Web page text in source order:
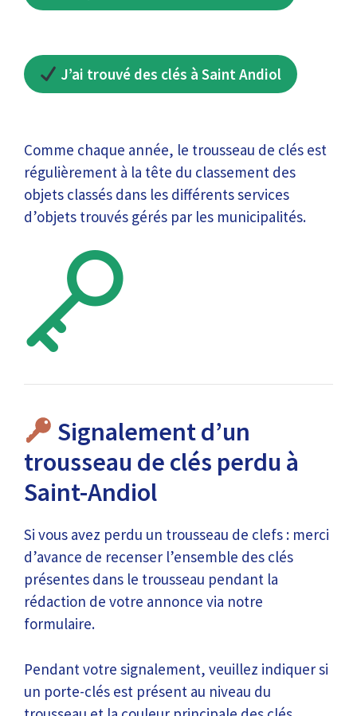
J’ai trouvé des clés à Saint Andiol
Comme chaque année, le trousseau de clés est
régulièrement à la tête du classement des
objets classés dans les différents services
d’objets trouvés gérés par les municipalités.
Signalement d’un
trousseau de clés perdu à
Saint-Andiol
Si vous avez perdu un trousseau de clefs : merci
d’avance de recenser l’ensemble des clés
présentes dans le trousseau pendant la
rédaction de votre annonce via notre
formulaire.
Pendant votre signalement, veuillez indiquer si
un porte-clés est présent au niveau du